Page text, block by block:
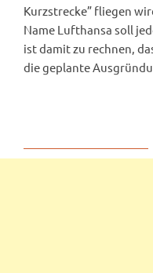
Kurzstrecke” fliegen
Name Lufthansa soll
ist damit zu rechnen,
die geplante